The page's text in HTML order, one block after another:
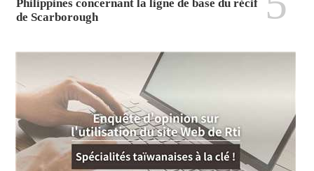
Philippines concernant la ligne de base du récif
de Scarborough